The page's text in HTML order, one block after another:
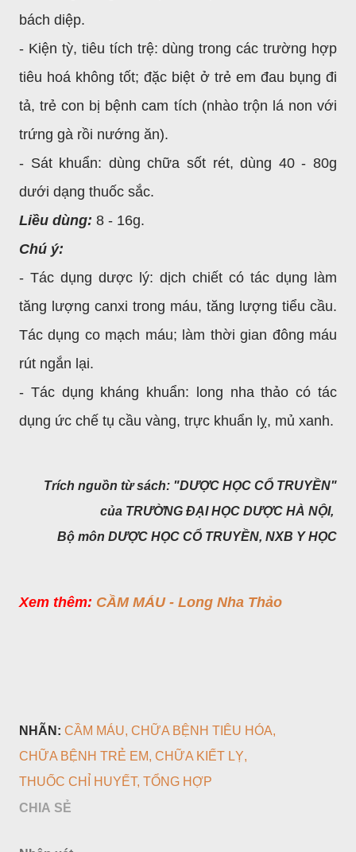
bách diệp.
- Kiện tỳ, tiêu tích trệ: dùng trong các trường hợp
tiêu hoá không tốt; đặc biệt ở trẻ em đau bụng đi
tả, trẻ con bị bệnh cam tích (nhào trộn lá non với
trứng gà rồi nướng ăn).
- Sát khuẩn: dùng chữa sốt rét, dùng 40 - 80g
dưới dạng thuốc sắc.
Liều dùng: 8 - 16g.
Chú ý:
- Tác dụng dược lý: dịch chiết có tác dụng làm
tăng lượng canxi trong máu, tăng lượng tiểu cầu.
Tác dụng co mạch máu; làm thời gian đông máu
rút ngắn lại.
- Tác dụng kháng khuẩn: long nha thảo có tác
dụng ức chế tụ cầu vàng, trực khuẩn lỵ, mủ xanh.
Trích nguồn từ sách: "DƯỢC HỌC CỔ TRUYỀN"
của TRƯỜNG ĐẠI HỌC DƯỢC HÀ NỘI,
Bộ môn DƯỢC HỌC CỔ TRUYỀN, NXB Y HỌC
Xem thêm: CẦM MÁU - Long Nha Thảo
NHÃN: CẦM MÁU CHỮA BỆNH TIÊU HÓA
CHỮA BỆNH TRẺ EM CHỮA KIẾT LỴ
THUỐC CHỈ HUYẾT TỔNG HỢP
CHIA SẺ